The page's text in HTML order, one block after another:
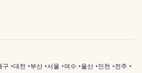
구 대전 부산 서울 여수 울산 인천
전주